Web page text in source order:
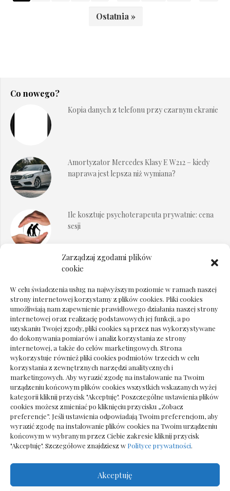
Zarządzaj zgodami plików
cookie
W celu świadczenia usług na najwyższym poziomie w ramach naszej
strony internetowej korzystamy z plików cookies. Pliki cookies
umożliwiają nam zapewnienie prawidłowego działania naszej strony
internetowej oraz realizację podstawowych jej funkcji, a po
uzyskaniu Twojej zgody, pliki cookies są przez nas wykorzystywane
do dokonywania pomiarów i analiz korzystania ze strony
internetowej, a także do celów marketingowych. Strona
wykorzystuje również pliki cookies podmiotów trzecich w celu
korzystania z zewnętrznych narzędzi analitycznych i
marketingowych. Aby wyrazić zgodę na instalowanie na Twoim
urządzeniu końcowym plików cookies wszystkich wskazanych wyżej
kategorii kliknij przycisk "Akceptuję". Poszczególne ustawienia plików
cookies możesz zmieniać po kliknięciu przycisku „Zobacz
preferencje”. Jeśli ustawienia odpowiadają Twoim preferencjom, aby
wyrazić zgodę na instalowanie plików cookies na Twoim urządzeniu
końcowym w wybranym przez Ciebie zakresie kliknij przycisk
"Akceptuję". Szczegółowe znajdziesz w Polityce prywatności.
Akceptuję
Ostatnia »
Co nowego?
Kopia danych z telefonu przy czarnym ekranie
Amortyzator Mercedes Klasy E W212 – kiedy
naprawa jest lepsza niż wymiana?
Ile kosztuje psychoterapeuta prywatnie: cena
sesji
Dokumenty do odbioru przy zmianie biura
Deska podłogowa do salonu: jak wybrać bez
pośpiechu